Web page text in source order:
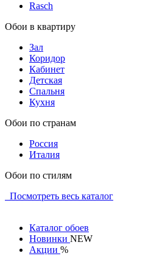
Rasch
Обои в квартиру
Зал
Коридор
Кабинет
Детская
Спальня
Кухня
Обои по странам
Россия
Италия
Обои по стилям
Посмотреть весь каталог
Каталог обоев
Новинки NEW
Акции %